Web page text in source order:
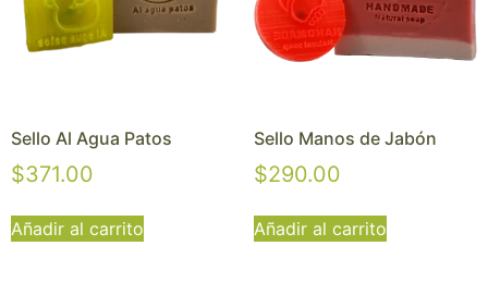
Sello Al Agua Patos
$371.00
Añadir al carrito
Sello Manos de Jabón
$290.00
Añadir al carrito